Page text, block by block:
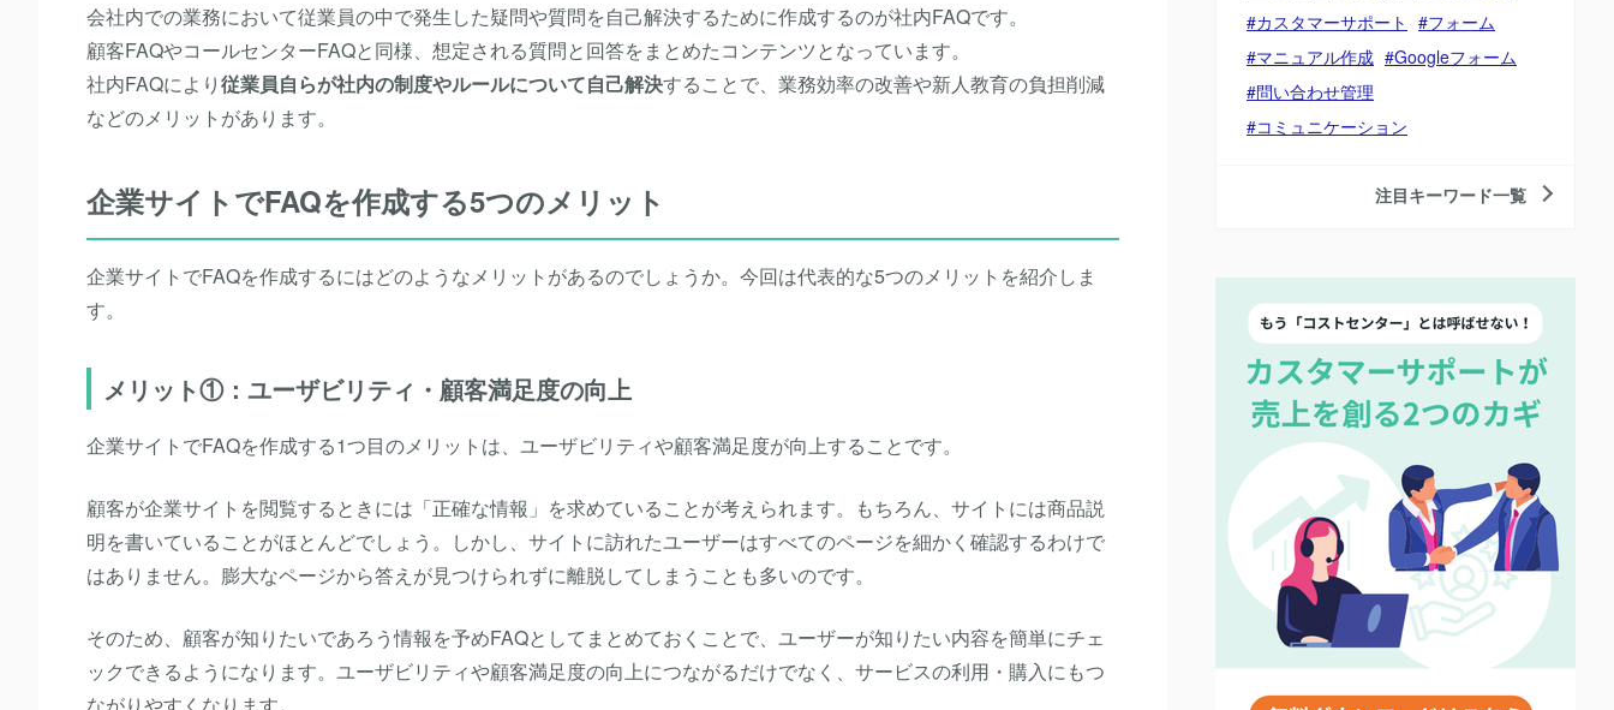
会社内での業務において従業員の中で発生した疑問や質問を自己解決するために作成するのが社内FAQです。
顧客FAQやコールセンターFAQと同様、想定される質問と回答をまとめたコンテンツとなっています。
社内FAQにより従業員自らが社内の制度やルールについて自己解決することで、業務効率の改善や新人教育の負担削減
などのメリットがあります。
企業サイトでFAQを作成する5つのメリット
企業サイトでFAQを作成するにはどのようなメリットがあるのでしょうか。今回は代表的な5つのメリットを紹介しま
す。
メリット①：ユーザビリティ・顧客満足度の向上
企業サイトでFAQを作成する1つ目のメリットは、ユーザビリティや顧客満足度が向上することです。
顧客が企業サイトを閲覧するときには「正確な情報」を求めていることが考えられます。もちろん、サイトには商品説
明を書いていることがほとんどでしょう。しかし、サイトに訪れたユーザーはすべてのページを細かく確認するわけで
はありません。膨大なページから答えが見つけられずに離脱してしまうことも多いのです。
そのため、顧客が知りたいであろう情報を予めFAQとしてまとめておくことで、ユーザーが知りたい内容を簡単にチェ
ックできるようになります。ユーザビリティや顧客満足度の向上につながるだけでなく、サービスの利用・購入にもつ
カスタマーサポート
フォーム
マニュアル作成
Googleフォーム
問い合わせ管理
コミュニケーション
注目キーワード一覧